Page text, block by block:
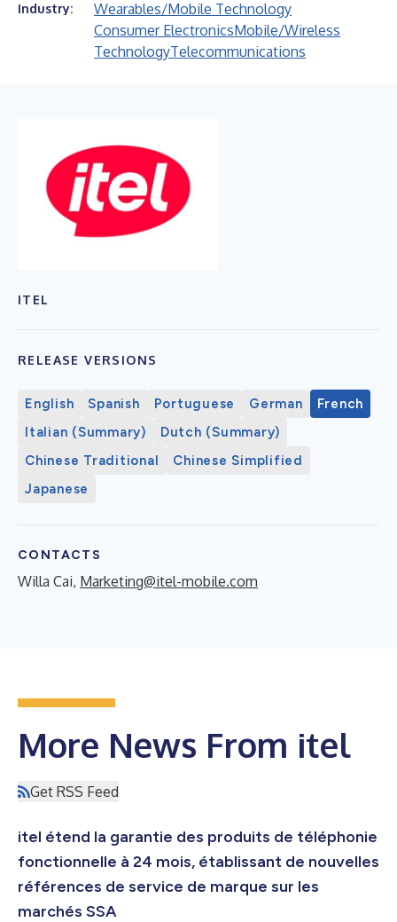
Industry:
Wearables/Mobile Technology
Consumer ElectronicsMobile/Wireless
TechnologyTelecommunications
ITEL
RELEASE VERSIONS
English Spanish Portuguese German
French
Italian (Summary)
Dutch (Summary)
Chinese Traditional
Chinese Simplified
Japanese
CONTACTS
Willa Cai, Marketing@itel-mobile.com
More News From itel
Get RSS Feed
itel étend la garantie des produits de téléphonie
fonctionnelle à 24 mois, établissant de nouvelles
références de service de marque sur les
marchés SSA